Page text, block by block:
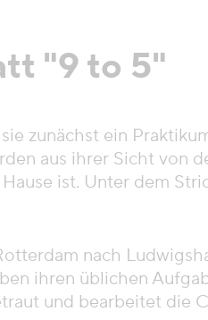
"9 to 5"
zunächst ein
aus ihrer Sicht von
ist. Unter dem
nach
ihren üblichen
und bearbeitet die